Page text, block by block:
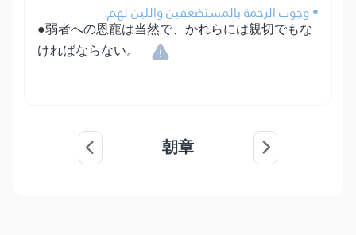
• وجوب الرحمة بالمستضعفين واللين لهم.
●弱者への恩寵は当然で、かれらには親切でもな
ければならない。
朝章